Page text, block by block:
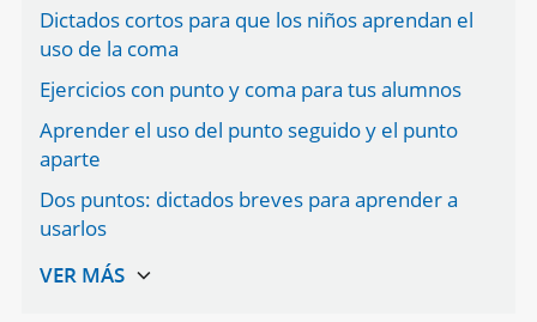
Dictados cortos para que los niños aprendan el
uso de la coma
Ejercicios con punto y coma para tus alumnos
Aprender el uso del punto seguido y el punto
aparte
Dos puntos: dictados breves para aprender a
usarlos